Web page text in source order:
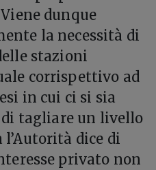
dunque
la necessità di
stazioni
corrispettivo ad
in cui ci si sia
tagliare un livello
dice di
privato non